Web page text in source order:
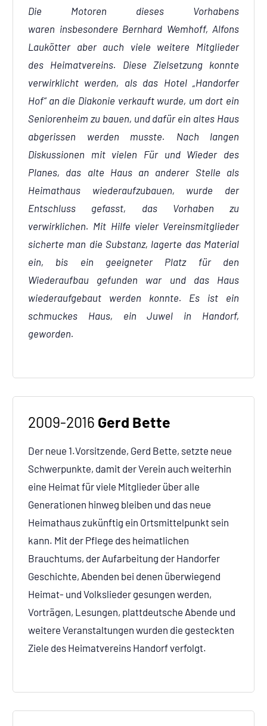
Die Motoren dieses Vorhabens
waren insbesondere Bernhard Wemhoff, Alfons
Laukötter aber auch viele weitere Mitglieder
des Heimatvereins. Diese Zielsetzung konnte
verwirklicht werden, als das Hotel „Handorfer
Hof“ an die Diakonie verkauft wurde, um dort ein
Seniorenheim zu bauen, und dafür ein altes Haus
abgerissen werden musste. Nach langen
Diskussionen mit vielen Für und Wieder des
Planes, das alte Haus an anderer Stelle als
Heimathaus wiederaufzubauen, wurde der
Entschluss gefasst, das Vorhaben zu
verwirklichen. Mit Hilfe vieler Vereinsmitglieder
sicherte man die Substanz, lagerte das Material
ein, bis ein geeigneter Platz für den
Wiederaufbau gefunden war und das Haus
wiederaufgebaut werden konnte. Es ist ein
schmuckes Haus, ein Juwel in Handorf,
geworden.
2009-2016 Gerd Bette
Der neue 1.Vorsitzende, Gerd Bette, setzte neue
Schwerpunkte, damit der Verein auch weiterhin
eine Heimat für viele Mitglieder über alle
Generationen hinweg bleiben und das neue
Heimathaus zukünftig ein Ortsmittelpunkt sein
kann. Mit der Pflege des heimatlichen
Brauchtums, der Aufarbeitung der Handorfer
Geschichte, Abenden bei denen überwiegend
Heimat- und Volkslieder gesungen werden,
Vorträgen, Lesungen, plattdeutsche Abende und
weitere Veranstaltungen wurden die gesteckten
Ziele des Heimatvereins Handorf verfolgt.